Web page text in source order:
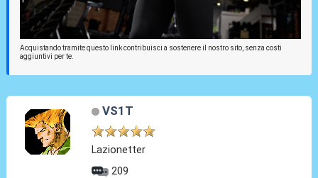
Acquistando tramite questo link contribuisci a sostenere il nostro sito, senza costi
aggiuntivi per te.
VS1T
Lazionetter
209